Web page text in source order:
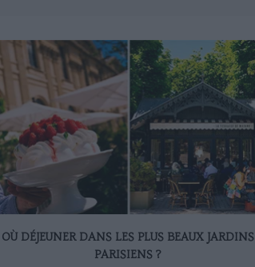
OÙ DÉJEUNER DANS LES PLUS BEAUX JARDINS
PARISIENS ?